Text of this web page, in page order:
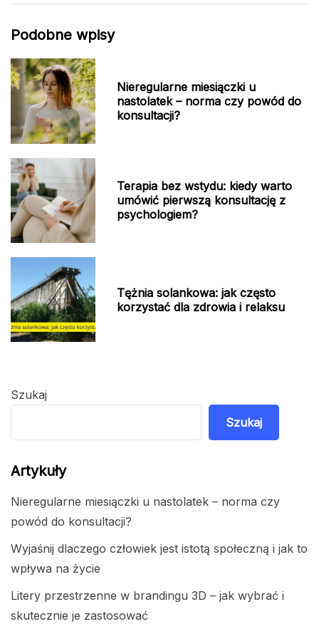
Podobne wpisy
Nieregularne miesiączki u
nastolatek – norma czy powód do
konsultacji?
Terapia bez wstydu: kiedy warto
umówić pierwszą konsultację z
psychologiem?
Tężnia solankowa: jak często
korzystać dla zdrowia i relaksu
Szukaj
Szukaj
Artykuły
Nieregularne miesiączki u nastolatek – norma czy
powód do konsultacji?
Wyjaśnij dlaczego człowiek jest istotą społeczną i jak to
wpływa na życie
Litery przestrzenne w brandingu 3D – jak wybrać i
skutecznie je zastosować